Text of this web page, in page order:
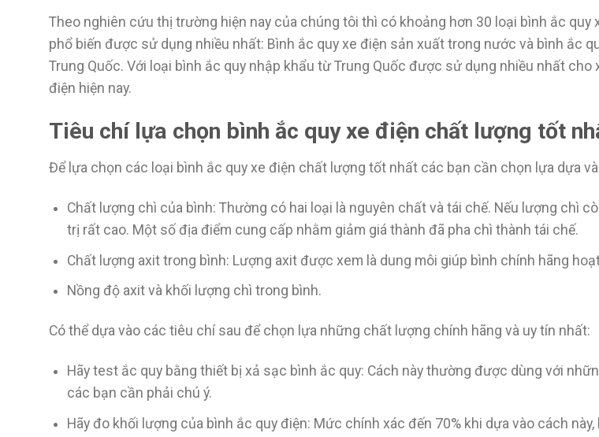
Theo nghiên cứu thị trường hiện nay của chúng tôi thì có khoảng hơn 30 loại bình ắc quy
phổ biến được sử dụng nhiều nhất: Bình ắc quy xe điện sản xuất trong nước và bình ắc
Trung Quốc. Với loại bình ắc quy nhập khẩu từ Trung Quốc được sử dụng nhiều nhất cho
điện hiện nay.
Tiêu chí lựa chọn bình ắc quy xe điện chất lượng tốt
Để lựa chọn các loại bình ắc quy xe điện chất lượng tốt nhất các bạn cần chọn lựa dựa
Chất lượng chì của bình: Thường có hai loại là nguyên chất và tái chế. Nếu lượng chì
trị rất cao. Một số địa điểm cung cấp nhằm giảm giá thành đã pha chì thành tái chế.
Chất lượng axit trong bình: Lượng axit được xem là dung môi giúp bình chính hãng
Nồng độ axit và khối lượng chì trong bình.
Có thể dựa vào các tiêu chí sau để chọn lựa những chất lượng chính hãng và uy tín nhất:
Hãy test ắc quy bằng thiết bị xả sạc bình ắc quy: Cách này thường được dùng với
các bạn cần phải chú ý.
Hãy đo khối lượng của bình ắc quy điện: Mức chính xác đến 70% khi dựa vào cách